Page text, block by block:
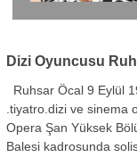
Dizi Oyuncusu
Ruhsar Öcal 9 Eylül
.tiyatro.dizi ve sinema
Opera Şan Yüksek
Balesi kadrosunda